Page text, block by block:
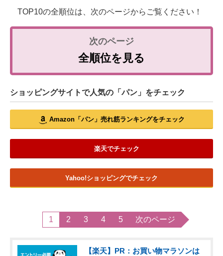
TOP10の全順位は、次のページからご覧ください！
全順位を見る
ショッピングサイトで人気の「パン」をチェック
Amazon「パン」売れ筋ランキングをチェック
楽天でチェック
Yahoo!ショッピングでチェック
1 2 3 4 5 次のページ
【楽天】PR：お買い物マラソンは